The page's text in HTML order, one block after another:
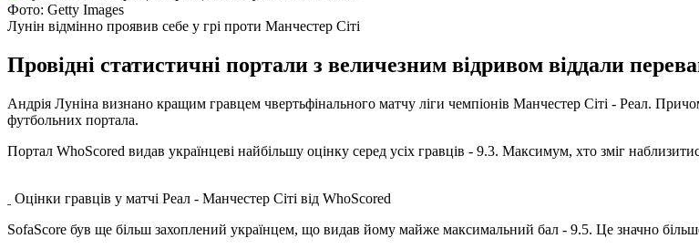
Фото: Getty Images
Лунін відмінно проявив себе у грі проти Манчестер Сіті
Провідні статистичні портали з величезним відривом віддали
Андрія Луніна визнано кращим гравцем чвертьфінального матчу ліги чемпіонів Манчестер Сіті - Реал.
футбольних портала.
Портал WhoScored видав українцеві найбільшу оцінку серед усіх гравців - 9.3. Максимум, хто зміг
Оцінки гравців у матчі Реал - Манчестер Сіті від WhoScored
SofaScore був ще більш захоплений українцем, що видав йому майже максимальний бал - 9.5. Це значно